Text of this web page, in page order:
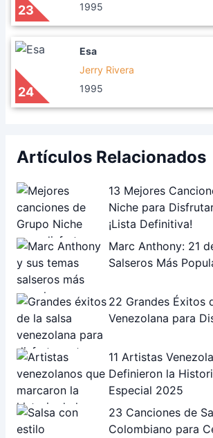
23
1995
24
Esa
Jerry Rivera
1995
Artículos Relacionados
13 Mejores
Niche para
¡Lista Definitiva!
Marc Anthony: 21
Salseros Más
22 Grandes Éxitos
Venezolana para
11 Artistas
Definieron la
Especial 2025
23 Canciones de
Colombiano para